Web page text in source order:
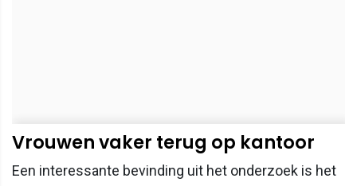
Vrouwen vaker terug op kantoor
Een interessante bevinding uit het onderzoek is het